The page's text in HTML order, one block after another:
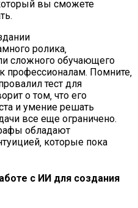
вы сможете
ролика‚
сложного обучающего
профессионалам. Помните‚
тест для
о том‚ что его
и умение решать
все еще ограничено.
обладают
которые пока
с ИИ для создания